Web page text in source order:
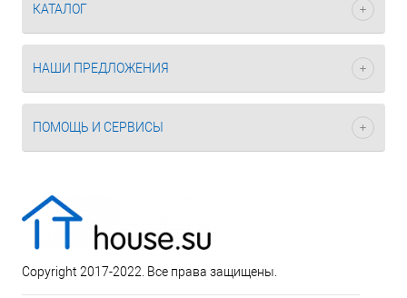
КАТАЛОГ
НАШИ ПРЕДЛОЖЕНИЯ
ПОМОЩЬ И СЕРВИСЫ
Copyright 2017-2022. Все права защищены.